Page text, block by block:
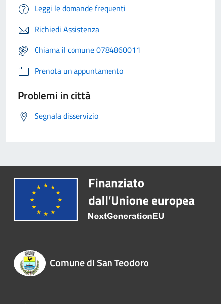
Leggi le domande frequenti
Richiedi Assistenza
Chiama il comune 0784860011
Prenota un appuntamento
Problemi in città
Segnala disservizio
Comune di San Teodoro